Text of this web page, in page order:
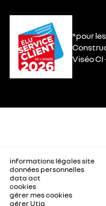
*pour
Viséo CI
informations légales site
données personnelles
data act
cookies
gérer mes cookies
gérer Utiq